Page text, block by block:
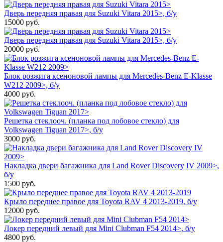
Дверь передняя правая для Suzuki Vitara 2015>, б/у
15000 руб.
Дверь передняя правая для Suzuki Vitara 2015>, б/у
20000 руб.
Блок розжига ксеноновой лампы для Mercedes-Benz E-Klasse
W212 2009>, б/у
4000 руб.
Решетка стеклооч. (планка под лобовое стекло) для
Volkswagen Tiguan 2017>, б/у
3000 руб.
Накладка двери багажника для Land Rover Discovery IV 2009>,
б/у
1500 руб.
Крыло переднее правое для Toyota RAV 4 2013-2019, б/у
12000 руб.
Локер передний левый для Mini Clubman F54 2014>, б/у
4800 руб.